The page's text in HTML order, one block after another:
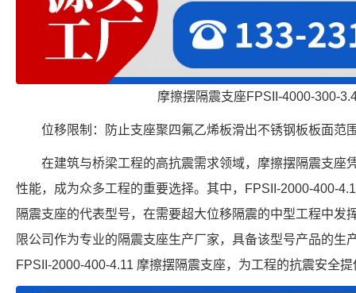
摩擦摆隔震支座FPSII-4000-300-
位移限制：防止支座聚四氟乙烯板滑出不锈钢板板面范
在建筑与桥梁工程的高抗震需求领域，摩擦摆隔震支座
性能，成为众多工程的重要选择。其中，FPSII-2000-400-
隔震支座的代表型号，在需要超大位移隔震的中型工程中发
限公司作为专业的隔震支座生产厂家，具备该型号产品的生
FPSII-2000-400-4.11 摩擦摆隔震支座，为工程的抗震安全